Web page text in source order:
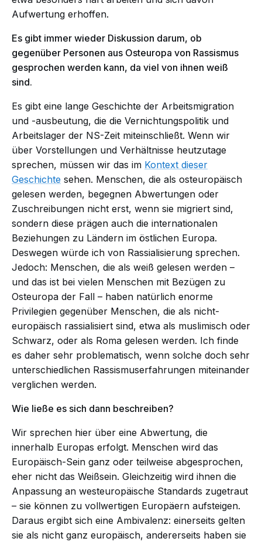
Aufwertung erhoffen.
Es gibt immer wieder Diskussion darum, ob
gegenüber Personen aus Osteuropa von Rassismus
gesprochen werden kann, da viel von ihnen weiß
sind.
Es gibt eine lange Geschichte der Arbeitsmigration
und -ausbeutung, die die Vernichtungspolitik und
Arbeitslager der NS-Zeit miteinschließt. Wenn wir
über Vorstellungen und Verhältnisse heutzutage
sprechen, müssen wir das im Kontext dieser
Geschichte sehen. Menschen, die als osteuropäisch
gelesen werden, begegnen Abwertungen oder
Zuschreibungen nicht erst, wenn sie migriert sind,
sondern diese prägen auch die internationalen
Beziehungen zu Ländern im östlichen Europa.
Deswegen würde ich von Rassialisierung sprechen.
Jedoch: Menschen, die als weiß gelesen werden –
und das ist bei vielen Menschen mit Bezügen zu
Osteuropa der Fall – haben natürlich enorme
Privilegien gegenüber Menschen, die als nicht-
europäisch rassialisiert sind, etwa als muslimisch oder
Schwarz, oder als Roma gelesen werden. Ich finde
es daher sehr problematisch, wenn solche doch sehr
unterschiedlichen Rassismuserfahrungen miteinander
verglichen werden.
Wie ließe es sich dann beschreiben?
Wir sprechen hier über eine Abwertung, die
innerhalb Europas erfolgt. Menschen wird das
Europäisch-Sein ganz oder teilweise abgesprochen,
eher nicht das Weißsein. Gleichzeitig wird ihnen die
Anpassung an westeuropäische Standards zugetraut
– sie können zu vollwertigen Europäern aufsteigen.
Daraus ergibt sich eine Ambivalenz: einerseits gelten
sie als nicht ganz europäisch, andererseits haben sie